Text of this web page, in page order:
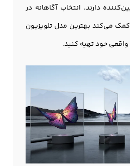
دارند. انتخاب آگاهانه در
می‌کند بهترین مدل تلویزیون